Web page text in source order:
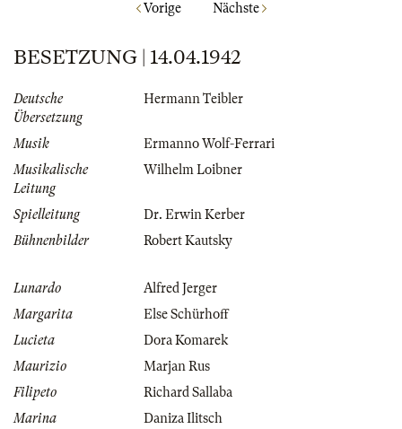
Vorige Nächste
BESETZUNG | 14.04.1942
Deutsche
Übersetzung
Hermann Teibler
Musik
Ermanno Wolf-Ferrari
Musikalische
Leitung
Wilhelm Loibner
Spielleitung
Dr. Erwin Kerber
Bühnenbilder
Robert Kautsky
Lunardo
Alfred Jerger
Margarita
Else Schürhoff
Lucieta
Dora Komarek
Maurizio
Marjan Rus
Filipeto
Richard Sallaba
Marina
Daniza Ilitsch